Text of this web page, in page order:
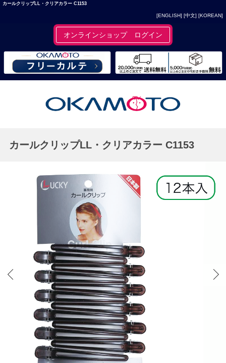
カールクリップLL・クリアカラー C1153
[ENGLISH] [中文] [KOREAN]
オンラインショップ ログイン
カールクリップLL・クリアカラー C1153